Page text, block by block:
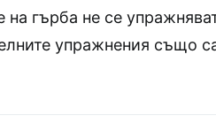
на гърба не се
упражнения също